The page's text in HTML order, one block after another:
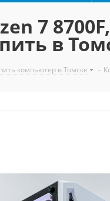
7 8700F,
в
компьютер в Томске -